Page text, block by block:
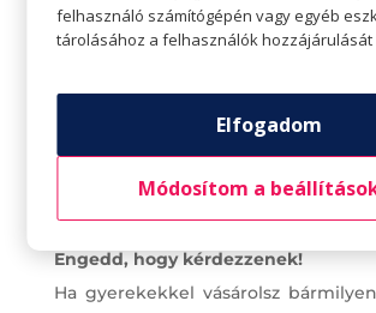
Engedd, hogy kérdezzenek!
Ha gyerekekkel vásárolsz
felhasználó számítógépén vagy egyéb
tárolásához a felhasználók hozzájárulását
Elfogadom
Módosítom a